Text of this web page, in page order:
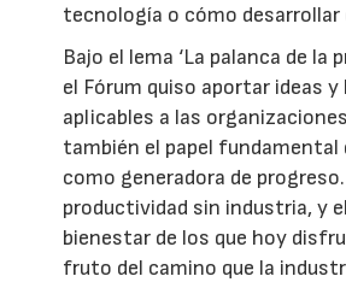
tecnología o cómo
Bajo el lema ‘La palanca de la
el Fórum quiso aportar ideas
aplicables a las
también el papel fundamental
como generadora de
productividad sin industria, y
bienestar de los que hoy
fruto del camino que la